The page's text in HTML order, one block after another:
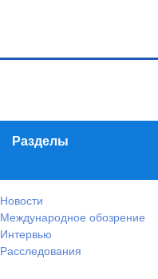
Разделы
Новости
Международное обозрение
Интервью
Расследования